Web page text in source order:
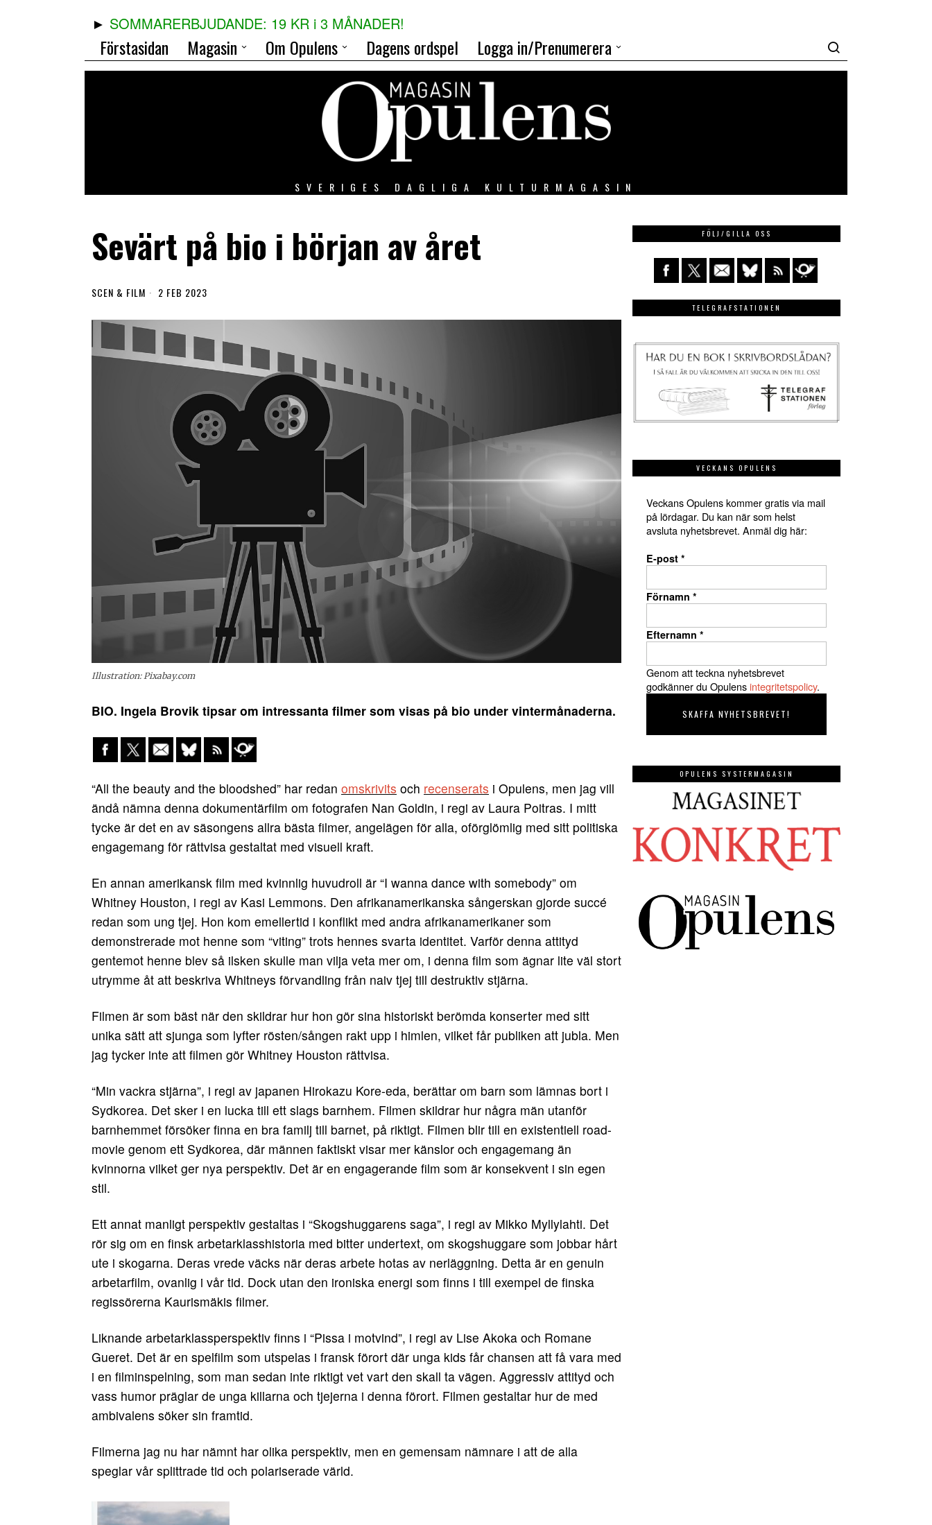
SOMMARERBJUDANDE: 19 KR i 3 MÅNADER!
Förstasidan Magasin Om Opulens Dagens ordspel Logga in/Prenumerera
SVERIGES DAGLIGA KULTURMAGASIN
Sevärt på bio i början av året
SCEN & FILM 2 FEB 2023
Illustration: Pixabay.com
BIO. Ingela Brovik tipsar om intressanta filmer som visas på bio under vintermånaderna.
“All the beauty and the bloodshed” har redan omskrivits och recenserats i Opulens, men jag vill
ändå nämna denna dokumentärfilm om fotografen Nan Goldin, i regi av Laura Poitras. I mitt
tycke är det en av säsongens allra bästa filmer, angelägen för alla, oförglömlig med sitt politiska
engagemang för rättvisa gestaltat med visuell kraft.
En annan amerikansk film med kvinnlig huvudroll är “I wanna dance with somebody” om
Whitney Houston, i regi av Kasi Lemmons. Den afrikanamerikanska sångerskan gjorde succé
redan som ung tjej. Hon kom emellertid i konflikt med andra afrikanamerikaner som
demonstrerade mot henne som “viting” trots hennes svarta identitet. Varför denna attityd
gentemot henne blev så ilsken skulle man vilja veta mer om, i denna film som ägnar lite väl stort
utrymme åt att beskriva Whitneys förvandling från naiv tjej till destruktiv stjärna.
Filmen är som bäst när den skildrar hur hon gör sina historiskt berömda konserter med sitt
unika sätt att sjunga som lyfter rösten/sången rakt upp i himlen, vilket får publiken att jubla. Men
jag tycker inte att filmen gör Whitney Houston rättvisa.
“Min vackra stjärna”, i regi av japanen Hirokazu Kore-eda, berättar om barn som lämnas bort i
Sydkorea. Det sker i en lucka till ett slags barnhem. Filmen skildrar hur några män utanför
barnhemmet försöker finna en bra familj till barnet, på riktigt. Filmen blir till en existentiell road-
movie genom ett Sydkorea, där männen faktiskt visar mer känslor och engagemang än
kvinnorna vilket ger nya perspektiv. Det är en engagerande film som är konsekvent i sin egen
stil.
Ett annat manligt perspektiv gestaltas i “Skogshuggarens saga”, i regi av Mikko Myllylahti. Det
rör sig om en finsk arbetarklasshistoria med bitter undertext, om skogshuggare som jobbar hårt
ute i skogarna. Deras vrede väcks när deras arbete hotas av nerläggning. Detta är en genuin
arbetarfilm, ovanlig i vår tid. Dock utan den ironiska energi som finns i till exempel de finska
regissörerna Kaurismäkis filmer.
Liknande arbetarklassperspektiv finns i “Pissa i motvind”, i regi av Lise Akoka och Romane
Gueret. Det är en spelfilm som utspelas i fransk förort där unga kids får chansen att få vara med
i en filminspelning, som man sedan inte riktigt vet vart den skall ta vägen. Aggressiv attityd och
vass humor präglar de unga killarna och tjejerna i denna förort. Filmen gestaltar hur de med
ambivalens söker sin framtid.
Filmerna jag nu har nämnt har olika perspektiv, men en gemensam nämnare i att de alla
speglar vår splittrade tid och polariserade värld.
FÖLJ/GILLA OSS
TELEGRAFSTATIONEN
VECKANS OPULENS
Veckans Opulens kommer gratis via mail
på lördagar. Du kan när som helst
avsluta nyhetsbrevet. Anmäl dig här:
E-post *
Förnamn *
Efternamn *
Genom att teckna nyhetsbrevet
godkänner du Opulensintegritetspolicy.
OPULENS SYSTERMAGASIN